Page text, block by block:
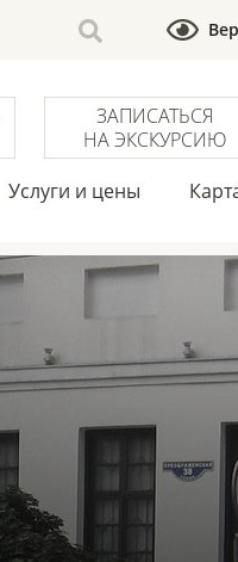
ЗАПИСАТЬСЯ
НА ЭКСКУРСИЮ
Услуги и цены